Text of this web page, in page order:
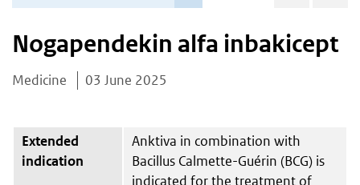
here:
Nogapendekin alfa inbakicept
Medicine 03 June 2025
Extended
indication
Anktiva in combination with
Bacillus Calmette-Guérin (BCG) is
indicated for the treatment of